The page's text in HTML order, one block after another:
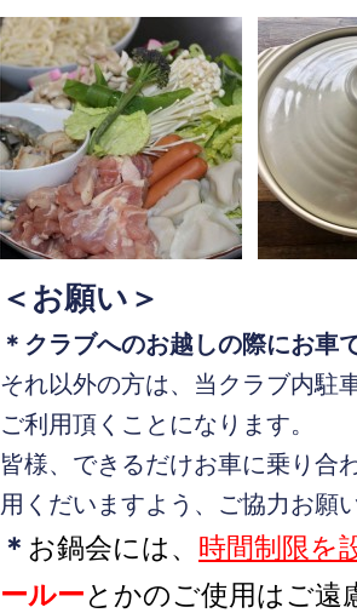
＜お願い＞
＊ クラブへのお越しの際にお車
それ以外の方は、当クラブ内駐
ご利用頂くことになります。
皆様、できるだけお車に乗り合
用くだいますよう、ご協力お願
＊ お鍋会には、 時間制限を
ールーとかのご使用はご遠